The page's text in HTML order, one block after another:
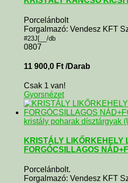
Porcelánbolt
Forgalmazó: Vendesz KFT
#23J[__/db
0807
11 900,0 Ft /Darab
Csak 1 van!
Gyorsnézet
kristály poharak dísztárgyak
KRISTÁLY LIKŐRKEHELY
FORGÓCSILLAGOS
Porcelánbolt.
Forgalmazó: Vendesz KFT